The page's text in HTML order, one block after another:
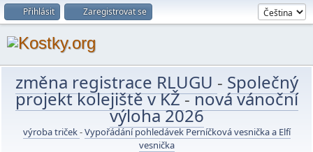
Přihlásit Zaregistrovat se
změna registrace RLUGU - Společný
projekt kolejiště v KŽ-nová vánoční
výloha 2026
výroba triček-Vypořádání pohledávek Perníčková vesnička a Elfí
vesnička